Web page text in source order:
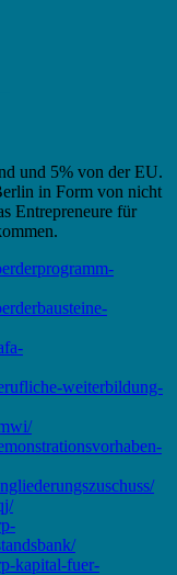
und 5% von der EU.
in Form von nicht
Entrepreneure für
weiterbildung-
kapital-fuer-